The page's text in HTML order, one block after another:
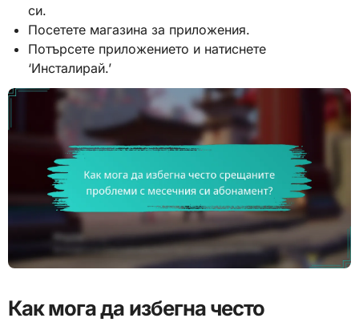
си.
Посетете магазина за приложения.
Потърсете приложението и натиснете
‘Инсталирай.’
Как мога да избегна често